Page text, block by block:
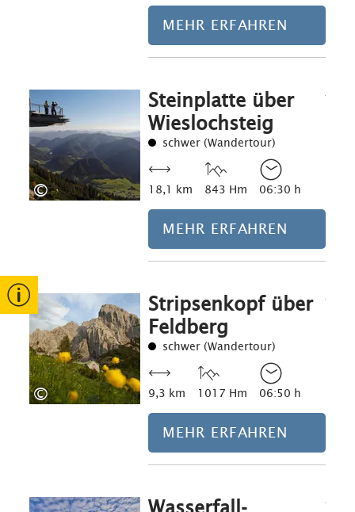
MEHR ERFAHREN
©
Steinplatte über
Wieslochsteig
schwer (Wandertour)
18,1 km 843 Hm 06:30 h
MEHR ERFAHREN
©
Stripsenkopf über
Feldberg
schwer (Wandertour)
9,3 km 1017 Hm 06:50 h
MEHR ERFAHREN